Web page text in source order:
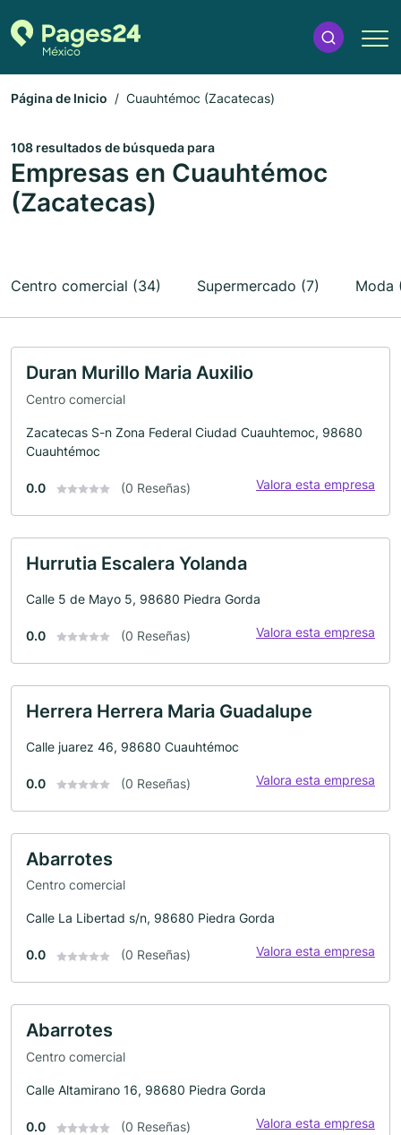
Página de Inicio Cuauhtémoc (Zacatecas)
108 resultados de búsqueda para
Empresas en Cuauhtémoc
(Zacatecas)
Centro comercial (34) Supermercado (7) Moda
Duran Murillo Maria Auxilio
Centro comercial
Zacatecas S-n Zona Federal Ciudad Cuauhtemoc, 98680
Cuauhtémoc
0.0 (0 Reseñas) Valora esta empresa
Hurrutia Escalera Yolanda
Calle 5 de Mayo 5, 98680 Piedra Gorda
0.0 (0 Reseñas) Valora esta empresa
Herrera Herrera Maria Guadalupe
Calle juarez 46, 98680 Cuauhtémoc
0.0 (0 Reseñas) Valora esta empresa
Abarrotes
Centro comercial
Calle La Libertad s/n, 98680 Piedra Gorda
0.0 (0 Reseñas) Valora esta empresa
Abarrotes
Centro comercial
Calle Altamirano 16, 98680 Piedra Gorda
0.0 (0 Reseñas) Valora esta empresa